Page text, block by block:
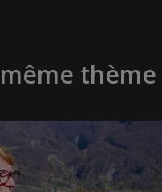
thème